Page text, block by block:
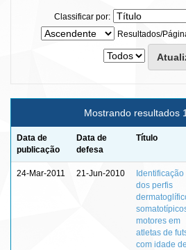
Classificar por:
Resultados/
Mostrando resultados
Data de
publicação
Data de
defesa
Título
24-Mar-2011 21-Jun-2010
Identificação
dos perfis
motores em
atletas de
com idade de